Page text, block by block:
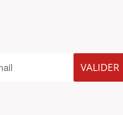
VALIDER